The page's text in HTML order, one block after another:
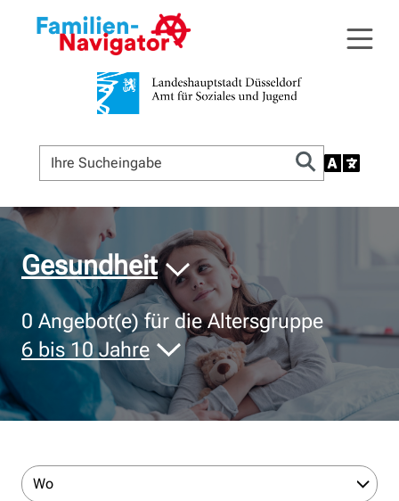
© Bildnachweis
Gesundheit
0 Angebot(e) für die Altersgruppe
6 bis 10 Jahre
Wo